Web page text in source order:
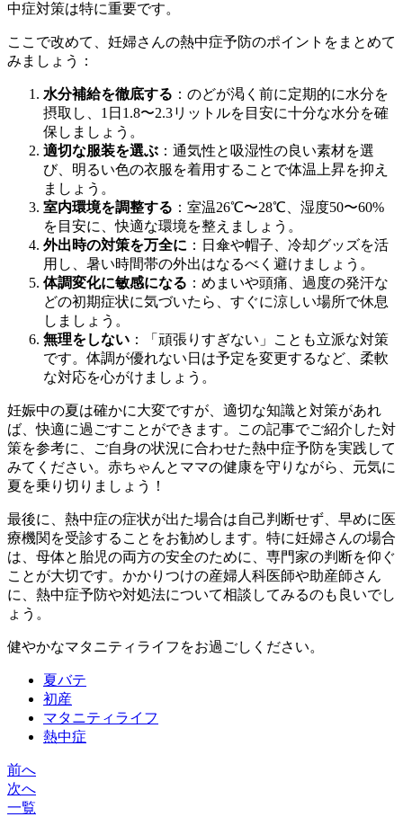
中症対策は特に重要です。
ここで改めて、妊婦さんの熱中症予防のポイントをまとめて
みましょう：
水分補給を徹底する ：のどが渇く前に定期的に水分を
摂取し、1日1.8〜2.3リットルを目安に十分な水分を確
保しましょう。
適切な服装を選ぶ ：通気性と吸湿性の良い素材を選
び、明るい色の衣服を着用することで体温上昇を抑え
ましょう。
室内環境を調整する ：室温26℃〜28℃、湿度50〜60%
を目安に、快適な環境を整えましょう。
外出時の対策を万全に ：日傘や帽子、冷却グッズを活
用し、暑い時間帯の外出はなるべく避けましょう。
体調変化に敏感になる ：めまいや頭痛、過度の発汗な
どの初期症状に気づいたら、すぐに涼しい場所で休息
しましょう。
無理をしない ：「頑張りすぎない」ことも立派な対策
です。体調が優れない日は予定を変更するなど、柔軟
な対応を心がけましょう。
妊娠中の夏は確かに大変ですが、適切な知識と対策があれ
ば、快適に過ごすことができます。この記事でご紹介した対
策を参考に、ご自身の状況に合わせた熱中症予防を実践して
みてください。赤ちゃんとママの健康を守りながら、元気に
夏を乗り切りましょう！
最後に、熱中症の症状が出た場合は自己判断せず、早めに医
療機関を受診することをお勧めします。特に妊婦さんの場合
は、母体と胎児の両方の安全のために、専門家の判断を仰ぐ
ことが大切です。かかりつけの産婦人科医師や助産師さん
に、熱中症予防や対処法について相談してみるのも良いでし
ょう。
健やかなマタニティライフをお過ごしください。
夏バテ
初産
マタニティライフ
熱中症
投
稿
前へ
次へ
一覧